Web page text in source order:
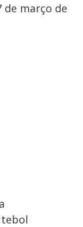
de março de